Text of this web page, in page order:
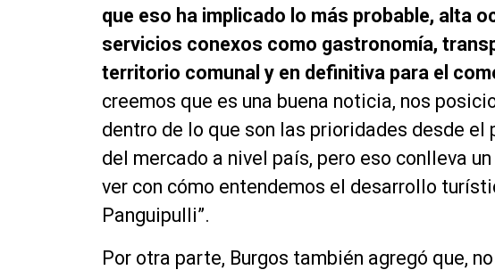
que eso ha implicado lo más probable, alta
servicios conexos como gastronomía,
territorio comunal y en definitiva para el
creemos que es una buena noticia, nos
dentro de lo que son las prioridades desde
del mercado a nivel país, pero eso conlleva
ver con cómo entendemos el desarrollo
Panguipulli”.
Por otra parte, Burgos también agregó que,